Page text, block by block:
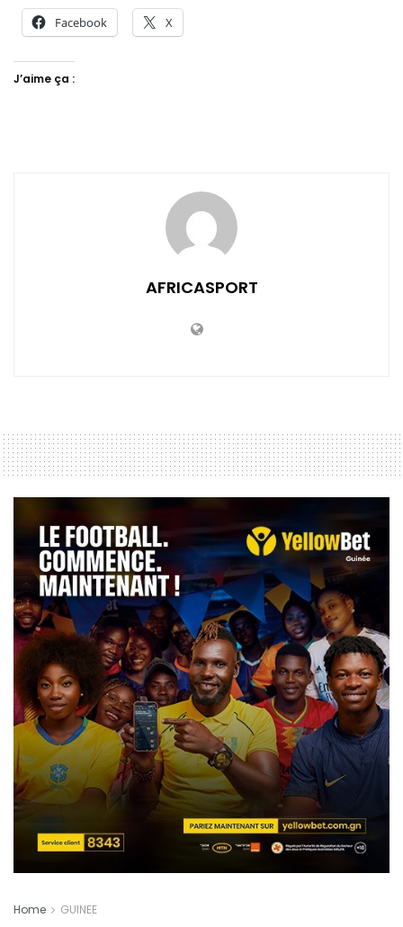
Facebook X
J’aime ça :
AFRICASPORT
Home GUINEE